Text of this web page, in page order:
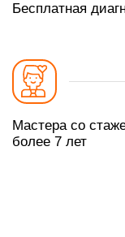
Бесплатная
Мастера со
более 7 лет